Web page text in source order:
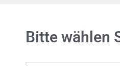
Bitte wählen